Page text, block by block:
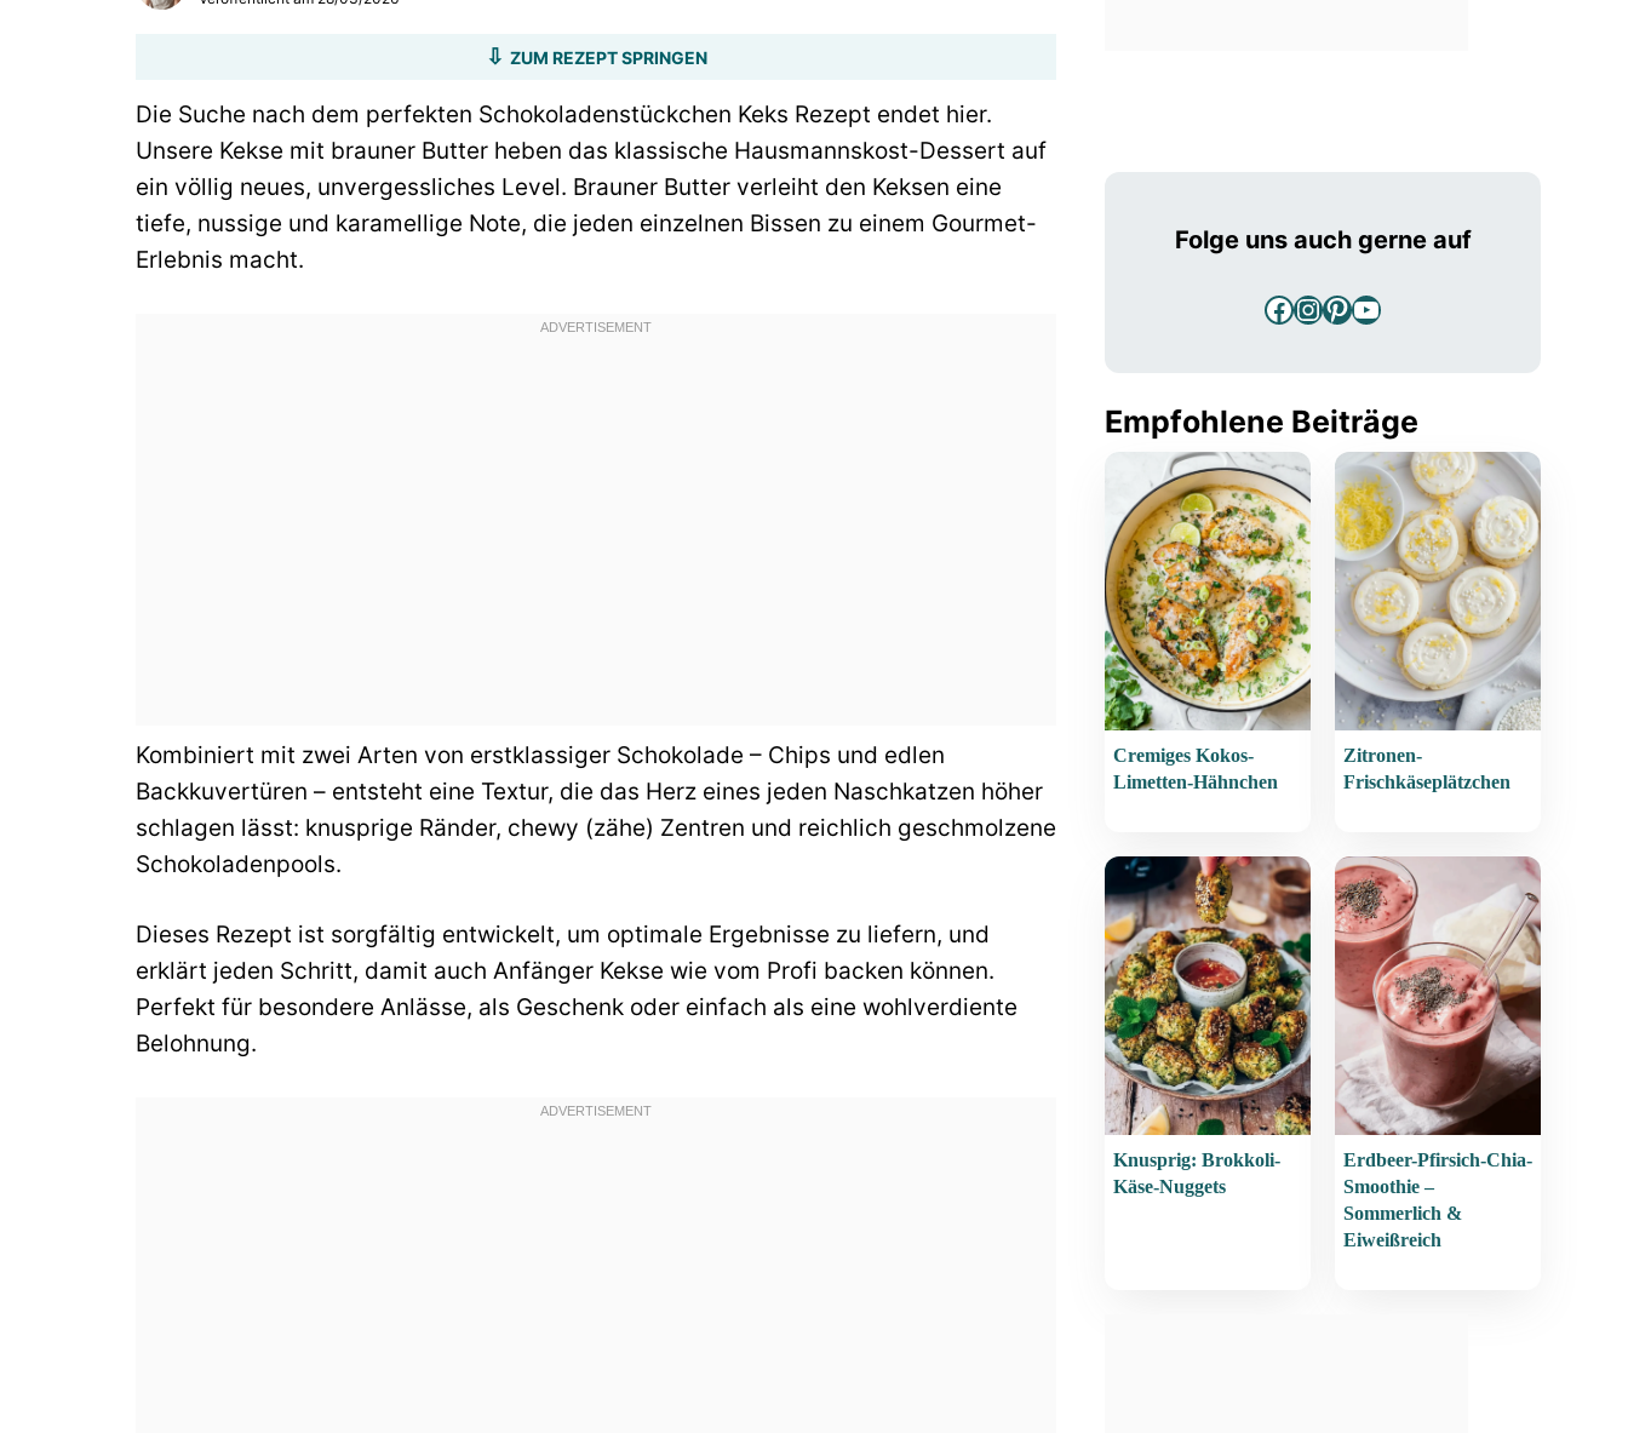
ZUM REZEPT SPRINGEN
Die Suche nach dem perfekten Schokoladenstückchen Keks Rezept endet hier.
Unsere Kekse mit brauner Butter heben das klassische Hausmannskost-Dessert auf
ein völlig neues, unvergessliches Level. Brauner Butter verleiht den Keksen eine
tiefe, nussige und karamellige Note, die jeden einzelnen Bissen zu einem Gourmet-
Erlebnis macht.
Kombiniert mit zwei Arten von erstklassiger Schokolade – Chips und edlen
Backkuvertüren – entsteht eine Textur, die das Herz eines jeden Naschkatzen höher
schlagen lässt: knusprige Ränder, chewy (zähe) Zentren und reichlich geschmolzene
Schokoladenpools.
Dieses Rezept ist sorgfältig entwickelt, um optimale Ergebnisse zu liefern, und
erklärt jeden Schritt, damit auch Anfänger Kekse wie vom Profi backen können.
Perfekt für besondere Anlässe, als Geschenk oder einfach als eine wohlverdiente
Belohnung.
Folge uns auch gerne auf
Facebook
Instagram
Pinterest
YouTube
Empfohlene Beiträge
Cremiges Kokos-
Limetten-Hähnchen
Zitronen-
Frischkäseplätzchen
Knusprig: Brokkoli-
Käse-Nuggets
Erdbeer-Pfirsich-Chia-
Smoothie –
Sommerlich &
Eiweißreich